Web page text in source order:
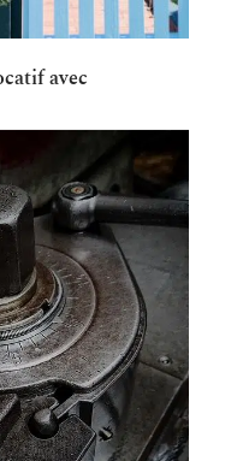
avec